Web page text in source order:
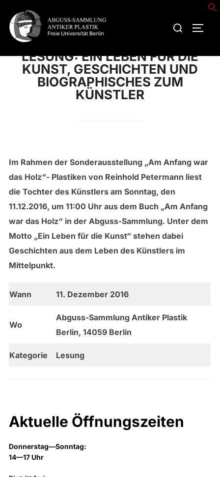
Inhalt
springen
Suchen
LESUNG: EIN LEBEN FÜR DIE
KUNST, GESCHICHTEN UND
BIOGRAPHISCHES ZUM
KÜNSTLER
Im Rahmen der Sonderausstellung „Am Anfang war
das Holz“- Plastiken von Reinhold Petermann liest
die Tochter des Künstlers am Sonntag, den
11.12.2016, um 11:00 Uhr aus dem Buch „Am Anfang
war das Holz“ in der Abguss-Sammlung. Unter dem
Motto „Ein Leben für die Kunst“ stehen dabei
Geschichten aus dem Leben des Künstlers im
Mittelpunkt.
Wann 11. Dezember 2016
Wo
Abguss-Sammlung Antiker Plastik
Berlin, 14059 Berlin
Kategorie Lesung
Aktuelle Öffnungszeiten
Donnerstag—Sonntag:
14—17 Uhr